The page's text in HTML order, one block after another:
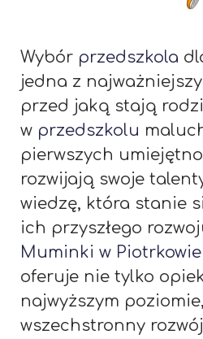
Wybór przedszkola
jedna z
przed jaką stają
w przedszkolu
pierwszych
rozwijają swoje
wiedzę, która stanie
ich przyszłego
Muminki w Piotrkowie
oferuje nie tylko
najwyższym
wszechstronny